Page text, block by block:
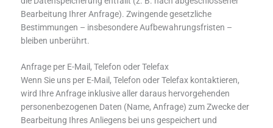
Bearbeitung Ihrer Anfrage). Zwingende gesetzliche
Bestimmungen – insbesondere Aufbewahrungsfristen –
bleiben unberührt.
Anfrage per E-Mail, Telefon oder Telefax
Wenn Sie uns per E-Mail, Telefon oder Telefax kontaktieren,
wird Ihre Anfrage inklusive aller daraus hervorgehenden
personenbezogenen Daten (Name, Anfrage) zum Zwecke der
Bearbeitung Ihres Anliegens bei uns gespeichert und